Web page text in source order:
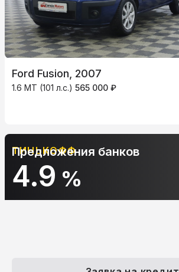
Ford Fusion, 2007
1.6 MT (101 л.с.) 565 000 ₽
ТИНЬКОФФ
4.9 %
Предложения банков